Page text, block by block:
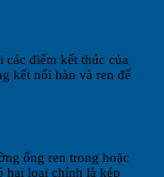
các điểm kết thúc của
kết nối hàn và ren để
ống ren trong hoặc
hai loại chính là kép